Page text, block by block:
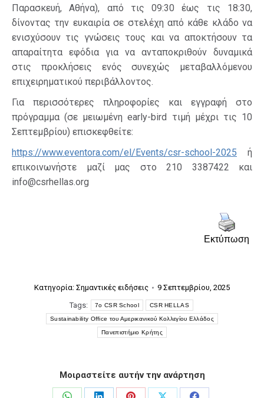
Παρασκευή, Αθήνα), από τις 09:30 έως τις 18:30,
δίνοντας την ευκαιρία σε στελέχη από κάθε κλάδο να
ενισχύσουν τις γνώσεις τους και να αποκτήσουν τα
απαραίτητα εφόδια για να ανταποκριθούν δυναμικά
στις προκλήσεις ενός συνεχώς μεταβαλλόμενου
επιχειρηματικού περιβάλλοντος.
Για περισσότερες πληροφορίες και εγγραφή στο
πρόγραμμα (σε μειωμένη early-bird τιμή μέχρι τις 10
Σεπτεμβρίου) επισκεφθείτε:
https://www.eventora.com/el/Events/csr-school-2025 ή
επικοινωνήστε μαζί μας στο 210 3387422 και
info@csrhellas.org
Εκτύπωση
Κατηγορία: Σημαντικές ειδήσεις
9 Σεπτεμβρίου, 2025
Tags:
7ο CSR School CSR HELLAS
Sustainability Office του Αμερικανικού Κολλεγίου Ελλάδος
Πανεπιστήμιο Κρήτης
Μοιραστείτε αυτήν την ανάρτηση